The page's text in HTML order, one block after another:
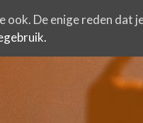
ook. De enige reden